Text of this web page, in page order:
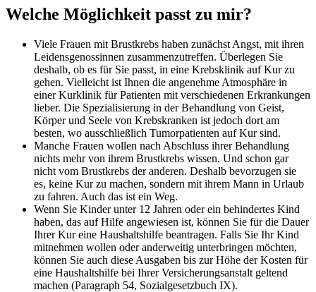
Welche Möglichkeit passt zu mir?
Viele Frauen mit Brustkrebs haben zunächst Angst, mit ihren
Leidensgenossinnen zusammenzutreffen. Überlegen Sie
deshalb, ob es für Sie passt, in eine Krebsklinik auf Kur zu
gehen. Vielleicht ist Ihnen die angenehme Atmosphäre in
einer Kurklinik für Patienten mit verschiedenen Erkrankungen
lieber. Die Spezialisierung in der Behandlung von Geist,
Körper und Seele von Krebskranken ist jedoch dort am
besten, wo ausschließlich Tumorpatienten auf Kur sind.
Manche Frauen wollen nach Abschluss ihrer Behandlung
nichts mehr von ihrem Brustkrebs wissen. Und schon gar
nicht vom Brustkrebs der anderen. Deshalb bevorzugen sie
es, keine Kur zu machen, sondern mit ihrem Mann in Urlaub
zu fahren. Auch das ist ein Weg.
Wenn Sie Kinder unter 12 Jahren oder ein behindertes Kind
haben, das auf Hilfe angewiesen ist, können Sie für die Dauer
Ihrer Kur eine Haushaltshilfe beantragen. Falls Sie Ihr Kind
mitnehmen wollen oder anderweitig unterbringen möchten,
können Sie auch diese Ausgaben bis zur Höhe der Kosten für
eine Haushaltshilfe bei Ihrer Versicherungsanstalt geltend
machen (Paragraph 54, Sozialgesetzbuch IX).